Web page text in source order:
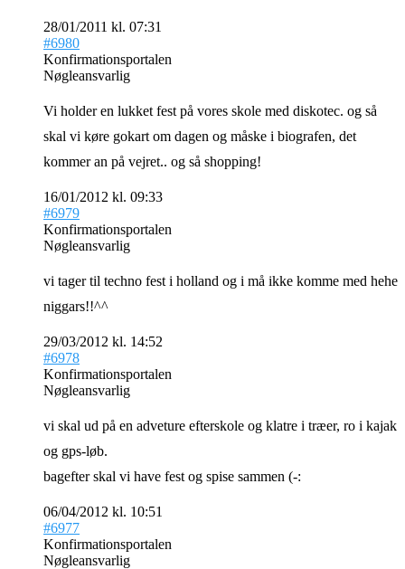
28/01/2011 kl. 07:31
#6980
Konfirmationsportalen
Nøgleansvarlig
Vi holder en lukket fest på vores skole med diskotec. og så
skal vi køre gokart om dagen og måske i biografen, det
kommer an på vejret.. og så shopping!
16/01/2012 kl. 09:33
#6979
Konfirmationsportalen
Nøgleansvarlig
vi tager til techno fest i holland og i må ikke komme med hehe
niggars!!^^
29/03/2012 kl. 14:52
#6978
Konfirmationsportalen
Nøgleansvarlig
vi skal ud på en adveture efterskole og klatre i træer, ro i kajak
og gps-løb.
bagefter skal vi have fest og spise sammen (-:
06/04/2012 kl. 10:51
#6977
Konfirmationsportalen
Nøgleansvarlig